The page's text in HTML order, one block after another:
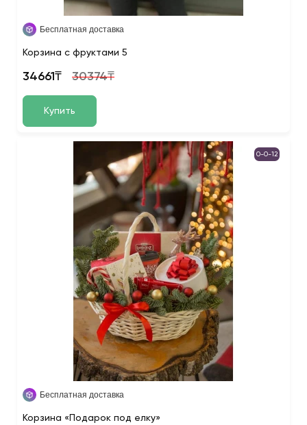
Бесплатная доставка
Корзина с фруктами 5
34661₸ 30374₸
Купить
0-0-12
Бесплатная доставка
Корзина «Подарок под елку»